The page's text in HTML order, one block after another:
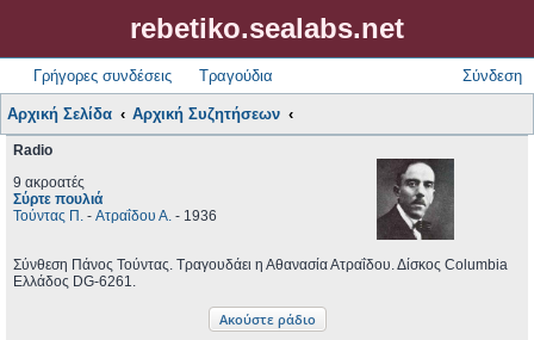
rebetiko.sealabs.net
Γρήγορες συνδέσεις Τραγούδια Σύνδεση
Αρχική Σελίδα Αρχική Συζητήσεων
Radio
9 ακροατές
Σύρτε πουλιά
Τούντας Π. - Ατραΐδου Α. - 1936
Σύνθεση Πάνος Τούντας. Τραγουδάει η Αθανασία Ατραΐδου. Δίσκος Columbia
Ελλάδος DG-6261.